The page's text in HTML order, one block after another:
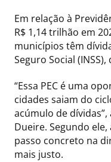
Em relação à
R$ 1,14 trilhão em
municípios têm
Seguro Social
“Essa PEC é uma
cidades saiam do
acúmulo de
Dueire. Segundo
passo concreto na
mais justo.